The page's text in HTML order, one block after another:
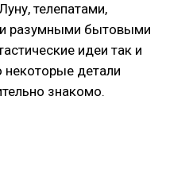
телепатами,
разумными бытовыми
идеи так и
детали
знакомо.